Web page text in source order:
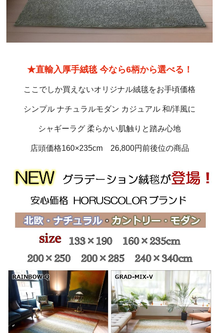
★直輸入厚手絨毯 今なら6柄から選べる！
ここでしか買えないオリジナル絨毯をお手頃価格
シンプル ナチュラルモダン カジュアル 和/洋風に
シャギーラグ 柔らかい肌触りと踏み心地
店頭価格160×235cm 26,800円前後位の商品